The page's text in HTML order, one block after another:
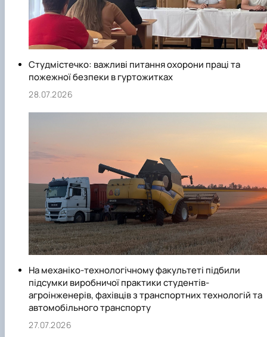
Студмістечко: важливі питання охорони праці та
пожежної безпеки в гуртожитках
28.07.2026
На механіко-технологічному факультеті підбили
підсумки виробничої практики студентів-
агроінженерів, фахівців з транспортних технологій та
автомобільного транспорту
27.07.2026